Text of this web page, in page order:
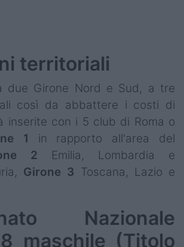
territoriali
due Girone Nord e Sud, a tre
così da abbattere i costi di
inserite con i 5 club di Roma o
1 in rapporto all'area del
2 Emilia, Lombardia e
Girone 3 Toscana, Lazio e
Nazionale
maschile (Titolo